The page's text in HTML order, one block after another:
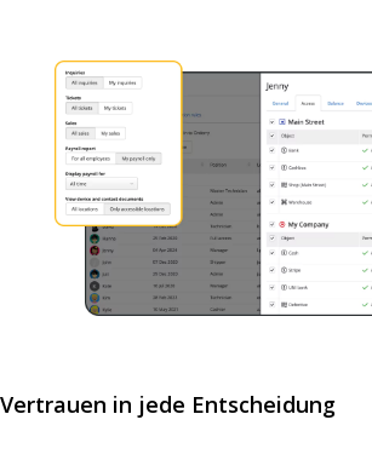
Vertrauen in jede Entscheidung